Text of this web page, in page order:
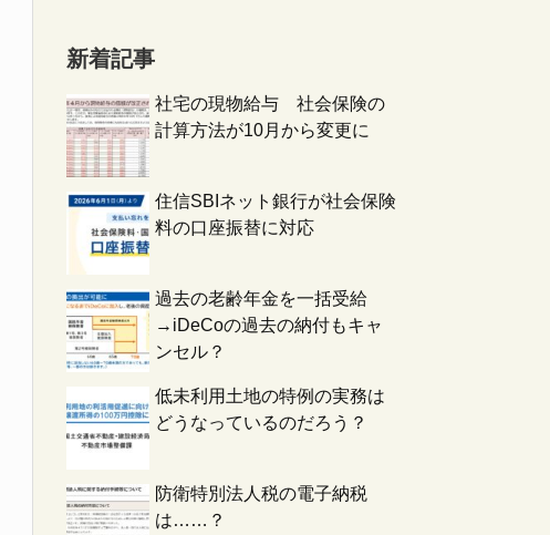
新着記事
社宅の現物給与 社会保険の
計算方法が10月から変更に
住信SBIネット銀行が社会保険
料の口座振替に対応
過去の老齢年金を一括受給
→iDeCoの過去の納付もキャ
ンセル？
低未利用土地の特例の実務は
どうなっているのだろう？
防衛特別法人税の電子納税
は……？